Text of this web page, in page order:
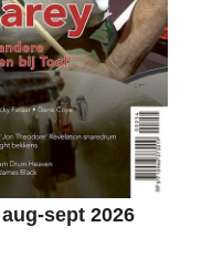
sept 2026